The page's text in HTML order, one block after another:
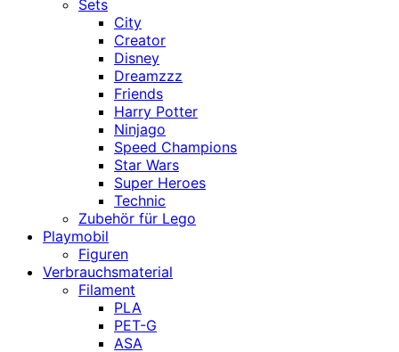
Sets
City
Creator
Disney
Dreamzzz
Friends
Harry Potter
Ninjago
Speed Champions
Star Wars
Super Heroes
Technic
Zubehör für Lego
Playmobil
Figuren
Verbrauchsmaterial
Filament
PLA
PET-G
ASA